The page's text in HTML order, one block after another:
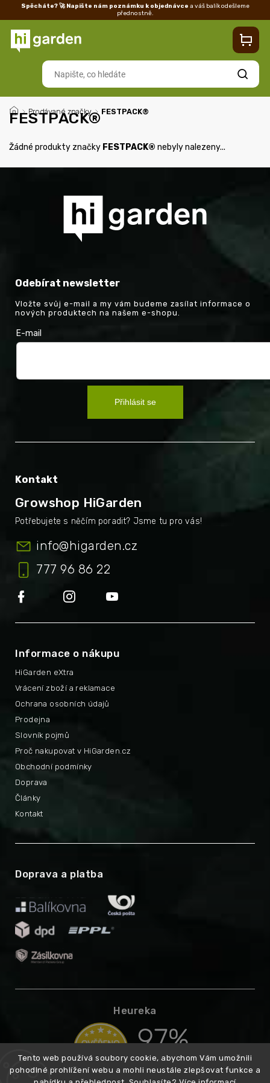
Tento web používá soubory cookie, abychom Vám umožnili
pohodlné prohlížení webu a mohli neustále zlepšovat funkce a
Spěcháte? 🚀 Napište nám poznámku k objednávce a váš balík odešleme
přednostně.
Vrácení/reklamace
Hledat
/ Prodávané značky / FESTPACK®
FESTPACK®
Žádné produkty značky FESTPACK® nebyly nalezeny...
Odebírat newsletter
Vložte svůj e-mail a my vám budeme zasílat informace o
nových produktech na našem e-shopu.
E-mail
Přihlásit se
Kontakt
Growshop HiGarden
info@higarden.cz
777 96 86 22
Informace o nákupu
HiGarden eXtra
Proč nakupovat v HiGarden.cz
Vrácení zboží a reklamace
Obchodní podmínky
Ochrana osobních údajů
Doprava
Prodejna
Články
Slovník pojmů
Kontakt
Doprava a platba
Heureka